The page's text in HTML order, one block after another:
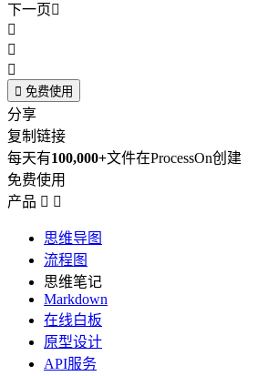
下一页



 免费使用
分享
复制链接
每天有100,000+文件在ProcessOn创建
免费使用
产品  
思维导图
流程图
思维笔记
Markdown
在线白板
原型设计
API服务